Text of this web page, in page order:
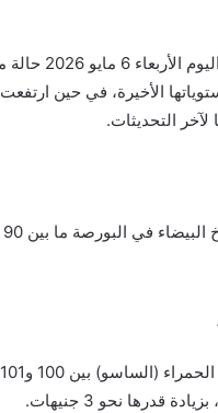
n
g
er
n
k
m
شهدت
لآخر التحديثات.